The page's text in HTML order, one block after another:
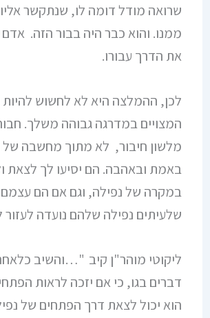
שרואה מודל דומה לו, שנתקשר
ממנו. והוא כבר היה בבור הזה.
את הדרך עבורו.
לכן, ההמלצה היא לא לחשוש
המצויים במדרגה גבוהה משלך.
מלשון חיבור, לא מתוך מחשבה של
באמת ובאהבה. הם יסיעו לך לצאת
במקרה של נפילה, וגם אם הם עצמם
שלעיתים נפילה שלהם נועדה לעזור
ליקוטי מוהר"ן קיב "…והשיב
דברים בגו, כי אם יזכה לראות
הוא יכול לצאת דרך הפתחים של